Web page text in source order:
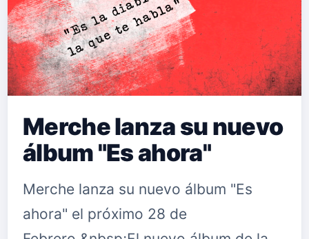
Merche lanza su nuevo
álbum "Es ahora"
Merche lanza su nuevo álbum "Es
ahora" el próximo 28 de